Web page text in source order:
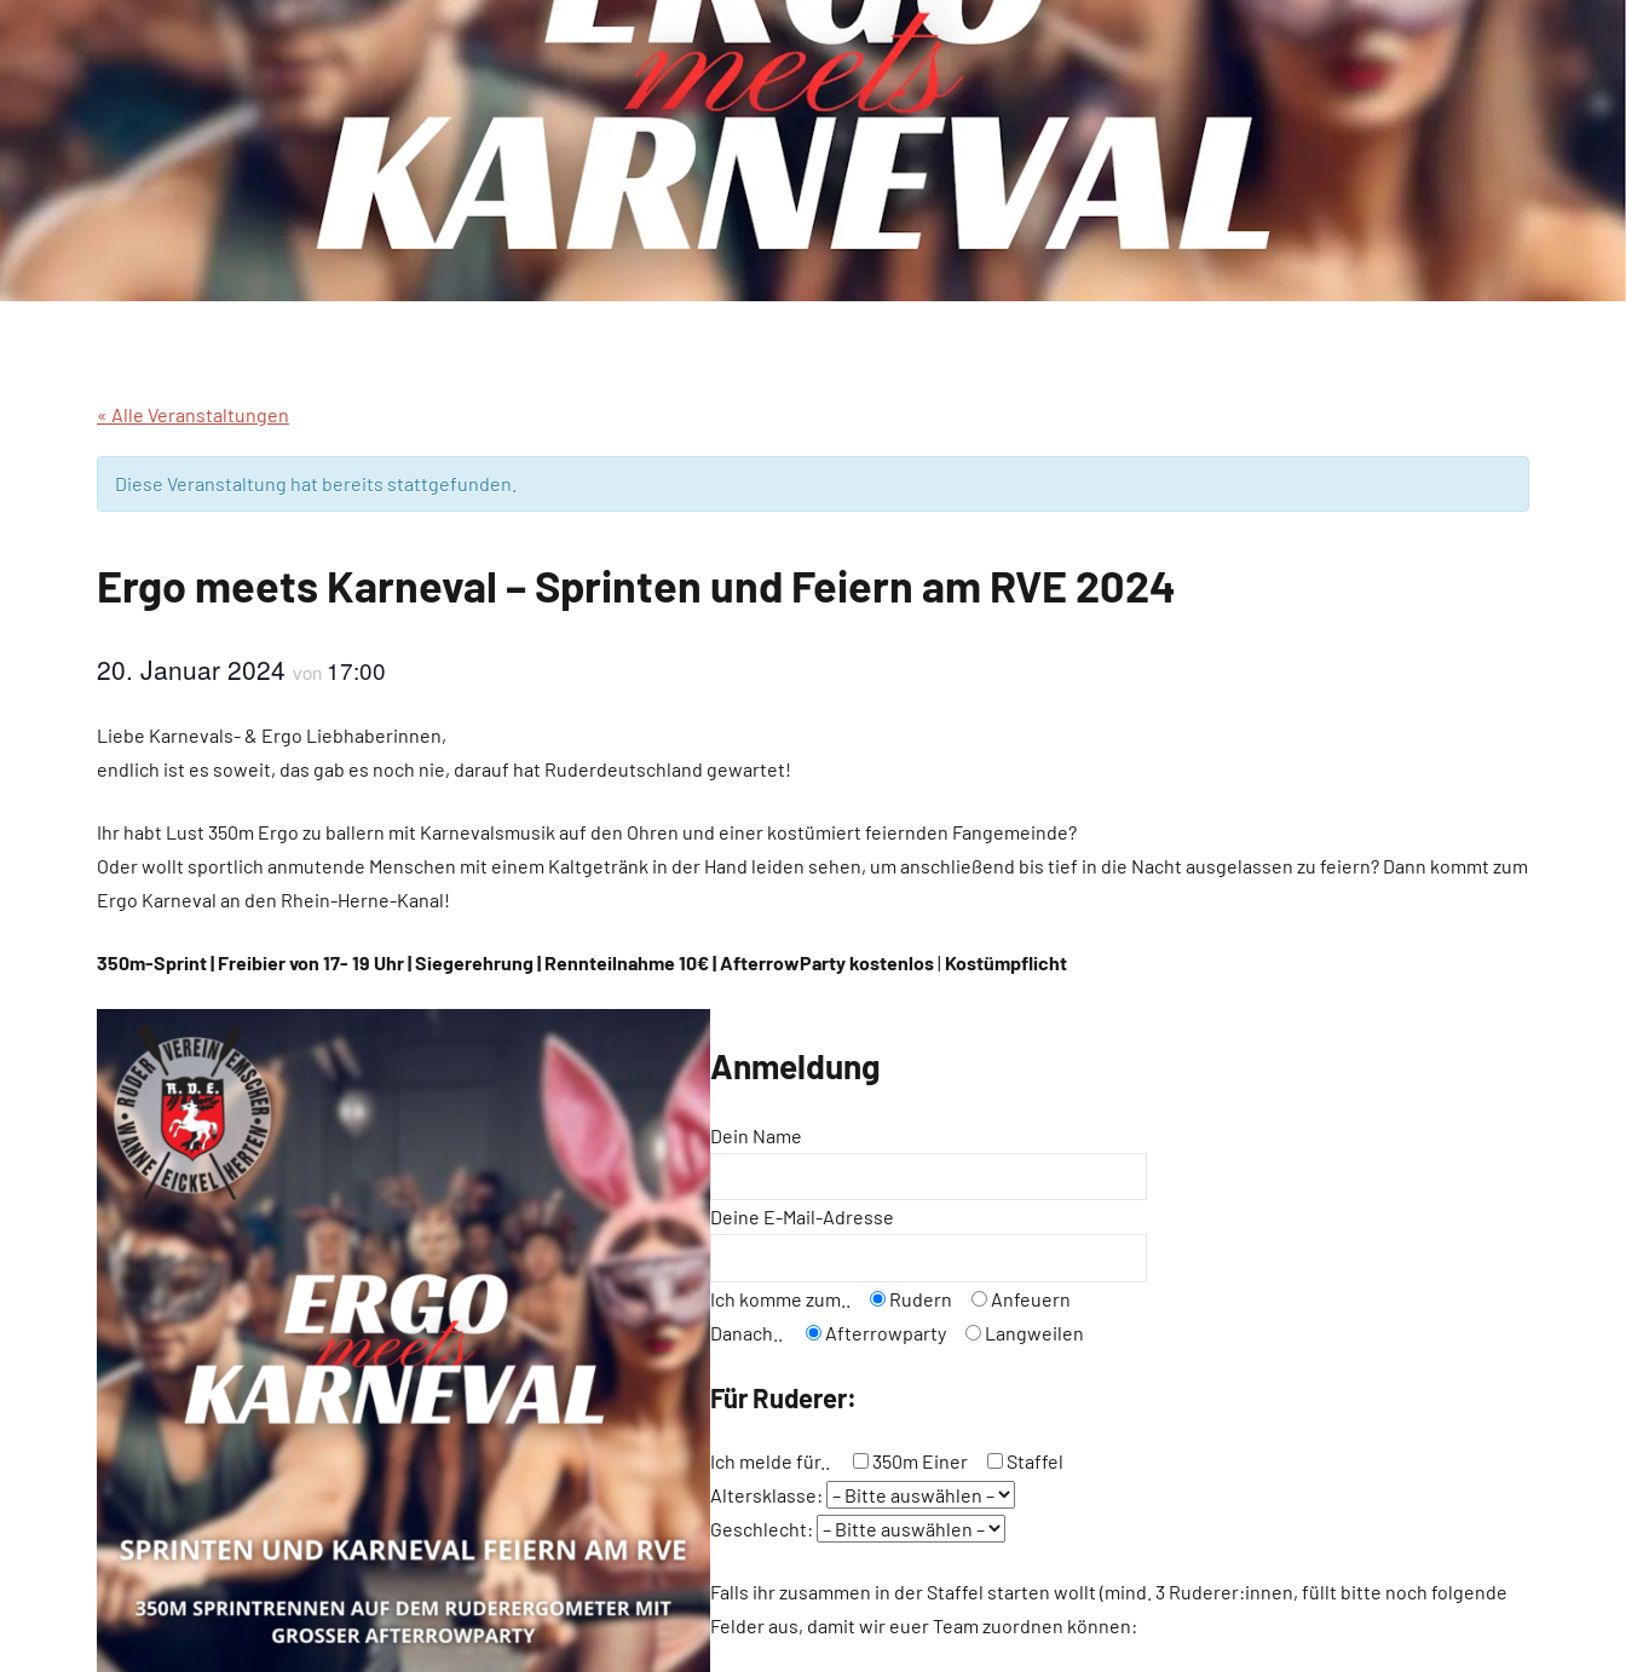
« Alle Veranstaltungen
Diese Veranstaltung hat bereits stattgefunden.
Ergo meets Karneval – Sprinten und Feiern am RVE 2024
20. Januar 2024 von 17:00
Liebe Karnevals- & Ergo Liebhaberinnen,
endlich ist es soweit, das gab es noch nie, darauf hat Ruderdeutschland gewartet!
Ihr habt Lust 350m Ergo zu ballern mit Karnevalsmusik auf den Ohren und einer kostümiert feiernden Fangemeinde?
Oder wollt sportlich anmutende Menschen mit einem Kaltgetränk in der Hand leiden sehen, um anschließend bis tief in die Nacht ausgelassen zu feiern? Dann kommt zum
Ergo Karneval an den Rhein-Herne-Kanal!
350m-Sprint | Freibier von 17- 19 Uhr | Siegerehrung | Rennteilnahme 10€ | AfterrowParty kostenlos| Kostümpflicht
Anmeldung
Dein Name
Deine E-Mail-Adresse
Ich komme zum.. Rudern
Anfeuern
Danach..
Afterrowparty Langweilen
Für Ruderer:
Ich melde für.. 350m Einer
Staffel
Altersklasse:
Geschlecht:
Falls ihr zusammen in der Staffel starten wollt (mind. 3 Ruderer:innen, füllt bitte noch folgende
Felder aus, damit wir euer Team zuordnen können: